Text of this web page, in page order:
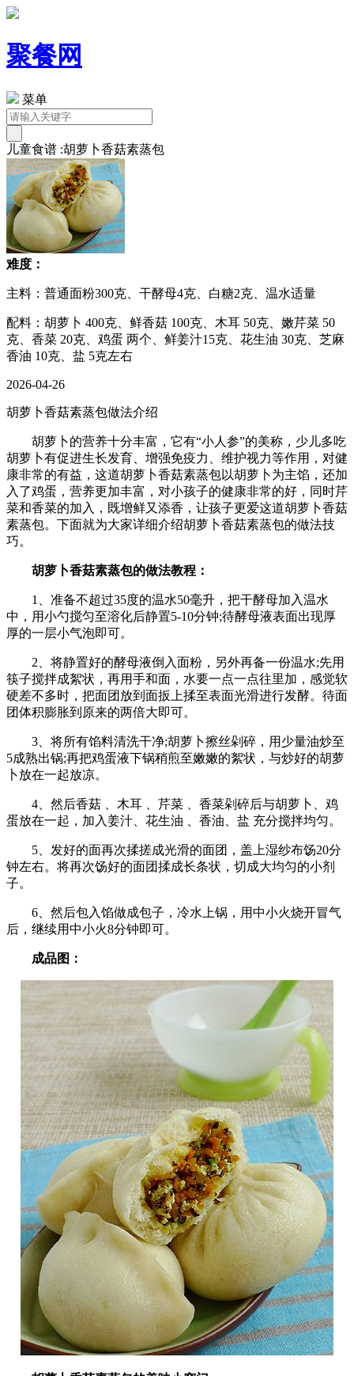
聚餐网
菜单
儿童食谱 :胡萝卜香菇素蒸包
难度：
主料：普通面粉300克、干酵母4克、白糖2克、温水适量
配料：胡萝卜 400克、鲜香菇 100克、木耳 50克、嫩芹菜 50
克、香菜 20克、鸡蛋 两个、鲜姜汁15克、花生油 30克、芝麻
香油 10克、盐 5克左右
2026-04-26
胡萝卜香菇素蒸包做法介绍
胡萝卜的营养十分丰富，它有“小人参”的美称，少儿多吃
胡萝卜有促进生长发育、增强免疫力、维护视力等作用，对健
康非常的有益，这道胡萝卜香菇素蒸包以胡萝卜为主馅，还加
入了鸡蛋，营养更加丰富，对小孩子的健康非常的好，同时芹
菜和香菜的加入，既增鲜又添香，让孩子更爱这道胡萝卜香菇
素蒸包。下面就为大家详细介绍胡萝卜香菇素蒸包的做法技
巧。
胡萝卜香菇素蒸包的做法教程：
1、准备不超过35度的温水50毫升，把干酵母加入温水
中，用小勺搅匀至溶化后静置5-10分钟;待酵母液表面出现厚
厚的一层小气泡即可。
2、将静置好的酵母液倒入面粉，另外再备一份温水;先用
筷子搅拌成絮状，再用手和面，水要一点一点往里加，感觉软
硬差不多时，把面团放到面扳上揉至表面光滑进行发酵。待面
团体积膨胀到原来的两倍大即可。
3、将所有馅料清洗干净;胡萝卜擦丝剁碎，用少量油炒至
5成熟出锅;再把鸡蛋液下锅稍煎至嫩嫩的絮状，与炒好的胡萝
卜放在一起放凉。
4、然后香菇 、木耳 、芹菜 、香菜剁碎后与胡萝卜、鸡
蛋放在一起，加入姜汁、花生油 、香油、盐 充分搅拌均匀。
5、发好的面再次揉搓成光滑的面团，盖上湿纱布饧20分
钟左右。将再次饧好的面团揉成长条状，切成大均匀的小剂
子。
6、然后包入馅做成包子，冷水上锅，用中小火烧开冒气
后，继续用中小火8分钟即可。
成品图：